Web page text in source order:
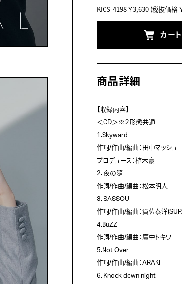
KICS-4198￥3,630 (税抜価格
カー
商品詳細
【収録内容】
＜CD＞※２形態共通
1.Skyward
作詞/作曲/編曲：田中マッシュ
プロデュース：植木豪
2. 夜の隨
作詞/作曲/編曲：松本明人
3. SASSOU
作詞/作曲/編曲：賀佐泰洋
4.BuZZ
作詞/作曲/編曲：廣中トキワ
5.Not Over
作詞/作曲/編曲：ARAKI
6. Knock down night